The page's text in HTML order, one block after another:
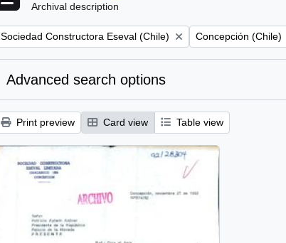
Archival description
Remove filter:
Sociedad Constructora Eseval (Chile) Remove filter:
Concepción (Chile)
Advanced search options
Print preview Card view Table view